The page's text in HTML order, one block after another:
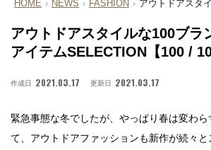
HOME › NEWS › FASHION › アウトドアスタ
アウトドアスタイルな100ブラ
アイテムSELECTION【100 /
作成日 2021.03.17 更新日 2021.03.17
緊急事態な冬でしたが、やっぱり春は変わ
て、アウトドアファッションも新作が続々と